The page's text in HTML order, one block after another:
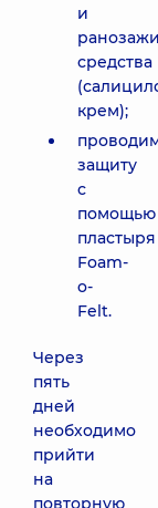
и
средства
крем);
защиту
с
помощью
пластыря
Foam-
o-
Felt.
Через
пять
дней
необходимо
прийти
на
повторную